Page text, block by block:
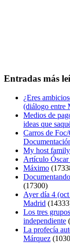
Entradas más
¿Eres
(diálogo entre
Medios de
ideas que
Carros de
My host
Artículo
Máximo
(17300)
Ayer día 4 (oct
Madrid
Los tres
independiente
La profecía
Márquez